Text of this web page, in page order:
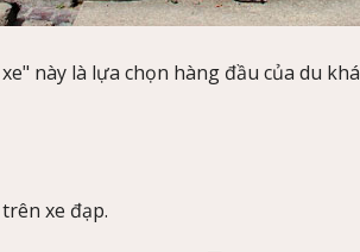
này là lựa chọn hàng đầu của du
xe đạp.